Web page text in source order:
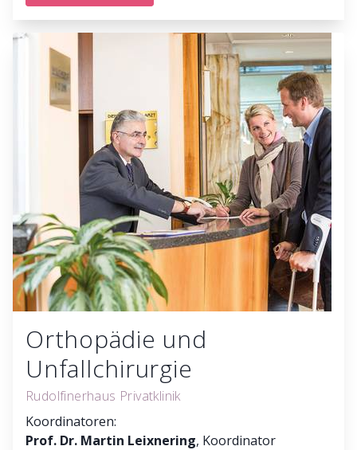
Orthopädie und
Unfallchirurgie
Rudolfinerhaus Privatklinik
Koordinatoren:
Prof. Dr. Martin Leixnering, Koordinator